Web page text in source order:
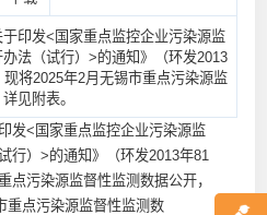
印发<国家重点监控企业污染源监
法（试行）>的通知》（环发2013
将2025年2月无锡市重点污染源监
见附表。
<国家重点监控企业污染源监
行）>的通知》（环发2013年81
点污染源监督性监测数据公开，
重点污染源监督性监测数